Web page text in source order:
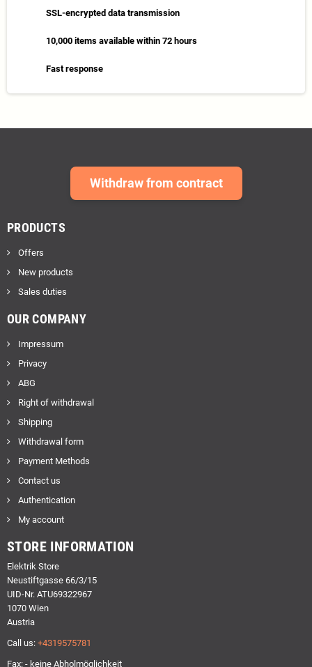
SSL-encrypted data transmission
10,000 items available within 72 hours
Fast response
Withdraw from contract
PRODUCTS
Offers
New products
Sales duties
OUR COMPANY
Impressum
Privacy
ABG
Right of withdrawal
Shipping
Withdrawal form
Payment Methods
Contact us
Authentication
My account
STORE INFORMATION
Elektrik Store
Neustiftgasse 66/3/15
UID-Nr. ATU69322967
1070 Wien
Austria
Call us: +4319575781
Fax: - keine Abholmöglichkeit